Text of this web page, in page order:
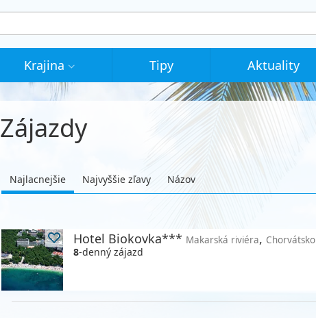
Krajina Tipy Aktuality
Zájazdy
Najlacnejšie Najvyššie zľavy Názov
Hotel Biokovka*** Makarská riviéra, Chorvátsko
8-denný zájazd